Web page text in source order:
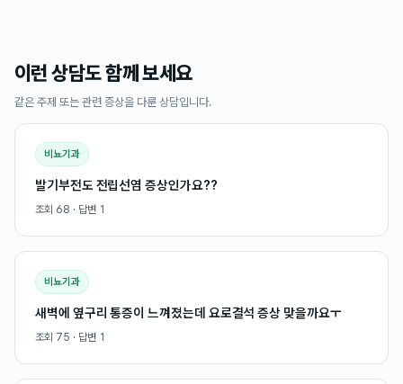
이런 상담도 함께 보세요
같은 주제 또는 관련 증상을 다룬 상담입니다.
비뇨기과
발기부전도 전립선염 증상인가요??
조회 68 · 답변 1
비뇨기과
새벽에 옆구리 통증이 느껴졌는데 요로결석 증상 맞을까요ㅜ
조회 75 · 답변 1